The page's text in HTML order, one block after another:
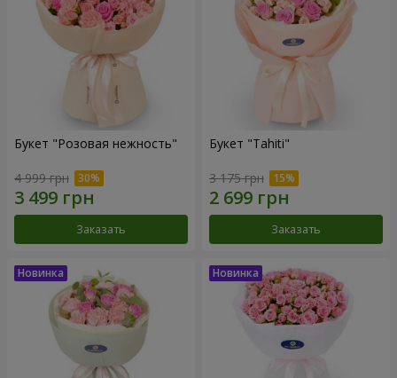
Букет "Розовая нежность"
4 999 грн
Заказать
Букет "Tahiti"
3 175 грн
Заказать